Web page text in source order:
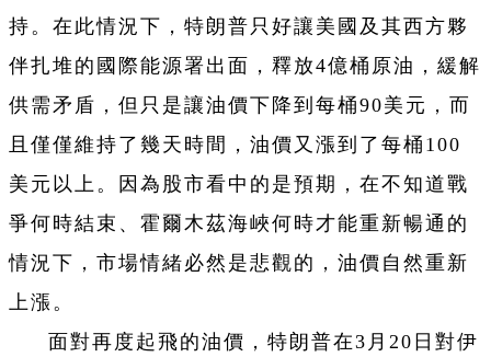
持。在此情況下，特朗普只好讓美國及其西方夥
伴扎堆的國際能源署出面，釋放4億桶原油，緩解
供需矛盾，但只是讓油價下降到每桶90美元，而
且僅僅維持了幾天時間，油價又漲到了每桶100
美元以上。因為股市看中的是預期，在不知道戰
爭何時結束、霍爾木茲海峽何時才能重新暢通的
情況下，市場情緒必然是悲觀的，油價自然重新
上漲。
面對再度起飛的油價，特朗普在3月20日對伊